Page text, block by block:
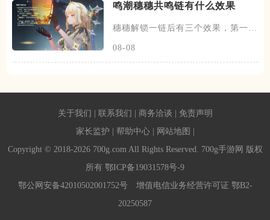
鸣潮穗穗共鸣链有什么效果
穗穗解锁一链后有三个效果，第一个
08-08
关于我们 联系我们 商务洽谈
免责声明
家长监护
帮助中心 网站地图
Copyright © 2018-2026 700g.com All Rights Reserved. 700g手游网 版权
所有 鄂ICP备19031578号-9
鄂公网安备42010502001752号增值电信业务经营许可证 鄂B2-
20250587